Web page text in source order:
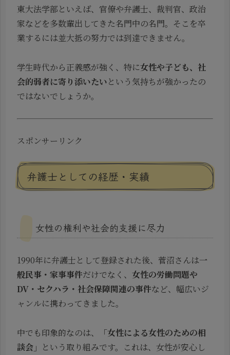
東大法学部といえば、官僚や弁護士、裁判官、政治
家などを多数輩出してきた名門中の名門。そこを卒
業するには並大抵の努力では到達できません。
学生時代から正義感が強く、特に女性や子ども、社
会的弱者に寄り添いたいという気持ちが強かったの
ではないでしょうか。
スポンサーリンク
弁護士としての経歴・実績
女性の権利や社会的支援に尽力
1990年に弁護士として登録された後、菅沼さんは一
般民事・家事事件だけでなく、 女性の労働問題や
DV・セクハラ・社会保障関連の事件など、幅広いジ
ャンルに携わってきました。
中でも印象的なのは、
「女性による女性のための相
談会」 という取り組みです。これは、女性が安心し